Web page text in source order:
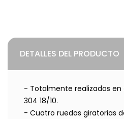
DETALLES DEL PRODUCTO
- Totalmente realizados en
304 18/10.
- Cuatro ruedas giratorias